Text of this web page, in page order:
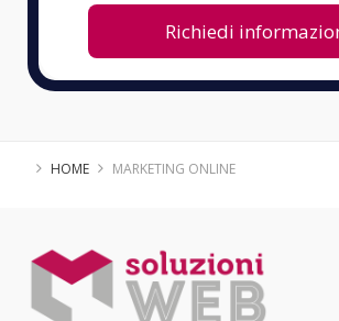
Richiedi
HOME MARKETING ONLINE